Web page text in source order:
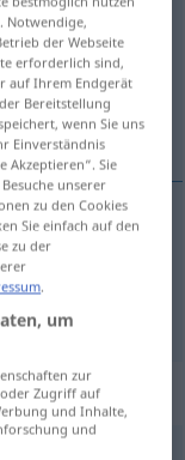
antippen)
umfassen
Notwendige,
der Webseite
erforderlich sind,
auf Ihrem Endgerät
Bereitstellung
wenn Sie uns
Einverständnis
Akzeptieren“. Sie
unserer
zu den Cookies
Sie einfach auf den
zu der
.
um
zur
Zugriff auf
und Inhalte,
und